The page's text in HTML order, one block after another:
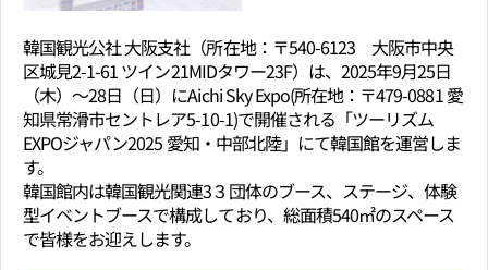
韓国観光公社 大阪支社（所在地：〒540-6123 大阪市中央
区城見2-1-61 ツイン21MIDタワー23F）は、2025年9月25日
（木）～28日（日）にAichi Sky Expo(所在地：〒479-0881 愛
知県常滑市セントレア5-10-1)で開催される「ツーリズム
EXPOジャパン2025 愛知・中部北陸」にて韓国館を運営しま
す。
韓国館内は韓国観光関連3３団体のブース、ステージ、体験
型イベントブースで構成しており、総面積540㎡のスペース
で皆様をお迎えします。